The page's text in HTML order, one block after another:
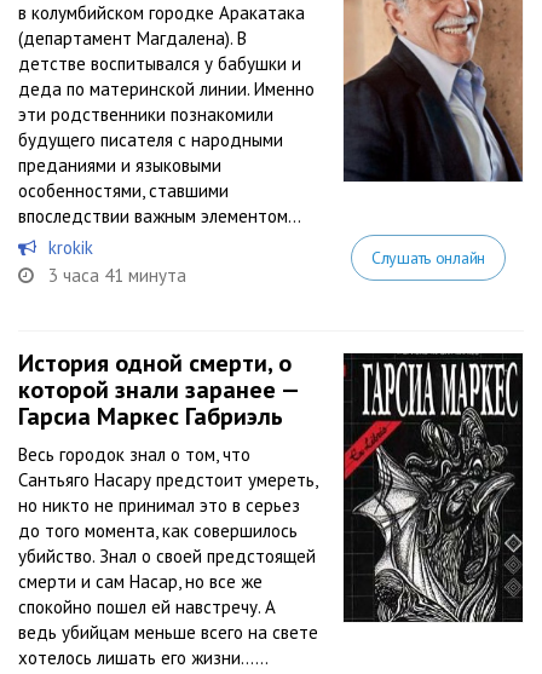
в колумбийском городке Аракатака
(департамент Магдалена). В
детстве воспитывался у бабушки и
деда по материнской линии. Именно
эти родственники познакомили
будущего писателя с народными
преданиями и языковыми
особенностями, ставшими
впоследствии важным элементом...
krokik
3 часа 41 минута
Слушать онлайн
История одной смерти, о
которой знали заранее —
Гарсиа Маркес Габриэль
Весь городок знал о том, что
Сантьяго Насару предстоит умереть,
но никто не принимал это в серьез
до того момента, как совершилось
убийство. Знал о своей предстоящей
смерти и сам Насар, но все же
спокойно пошел ей навстречу. А
ведь убийцам меньше всего на свете
хотелось лишать его жизни…...